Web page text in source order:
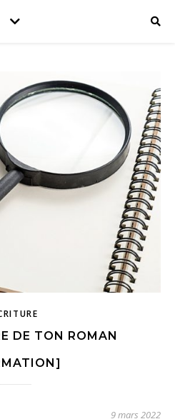
DE TON ROMAN
9 mars 2022